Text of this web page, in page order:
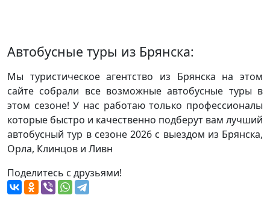
Автобусные туры из Брянска:
Мы туристическое агентство из Брянска на этом
сайте собрали все возможные автобусные туры в
этом сезоне! У нас работаю только профессионалы
которые быстро и качественно подберут вам лучший
автобусный тур в сезоне 2026 с выездом из Брянска,
Орла, Клинцов и Ливн
Поделитесь с друзьями!